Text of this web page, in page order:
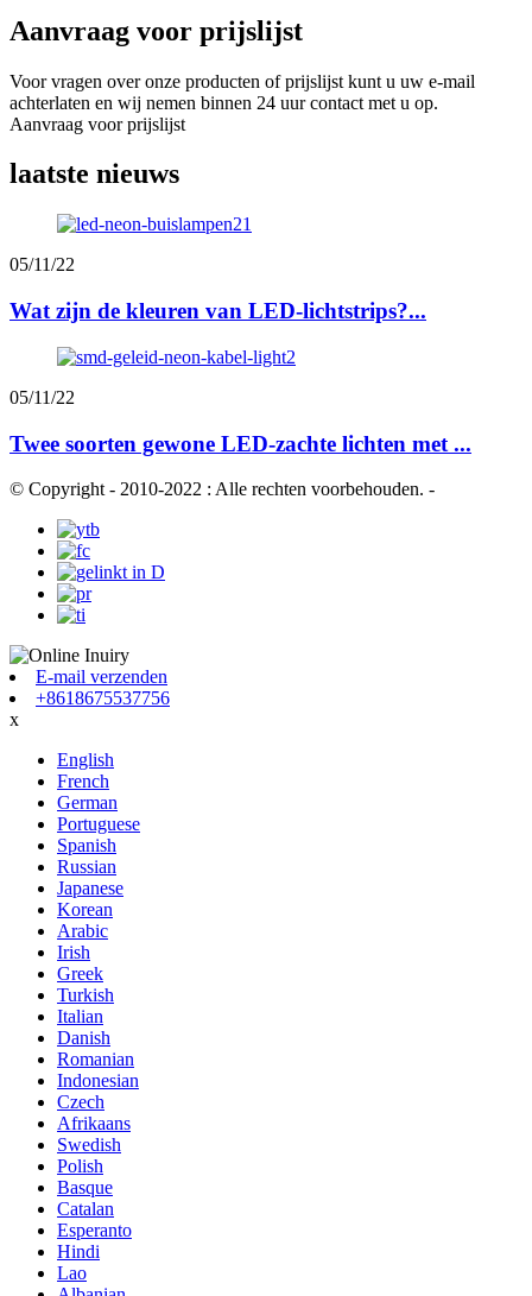
Aanvraag voor prijslijst
Voor vragen over onze producten of prijslijst kunt u uw e-mail
achterlaten en wij nemen binnen 24 uur contact met u op.
Aanvraag voor prijslijst
laatste nieuws
05/11/22
Wat zijn de kleuren van LED-lichtstrips?...
05/11/22
Twee soorten gewone LED-zachte lichten met ...
© Copyright - 2010-2022 : Alle rechten voorbehouden. -
E-mail verzenden
+8618675537756
x
English
French
German
Portuguese
Spanish
Russian
Japanese
Korean
Arabic
Irish
Greek
Turkish
Italian
Danish
Romanian
Indonesian
Czech
Afrikaans
Swedish
Polish
Basque
Catalan
Esperanto
Hindi
Lao